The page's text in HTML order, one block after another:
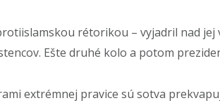
rétorikou – vyjadril nad
Ešte druhé kolo a potom
extrémnej pravice sú sotva